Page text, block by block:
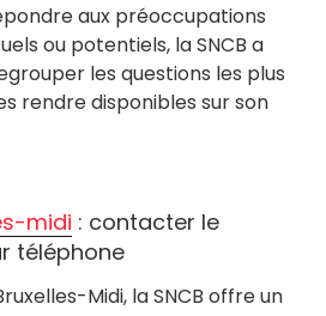
aux préoccupations
ou potentiels, la SNCB a
les questions les plus
rendre disponibles sur son
midi : contacter le
téléphone
Midi, la SNCB offre un